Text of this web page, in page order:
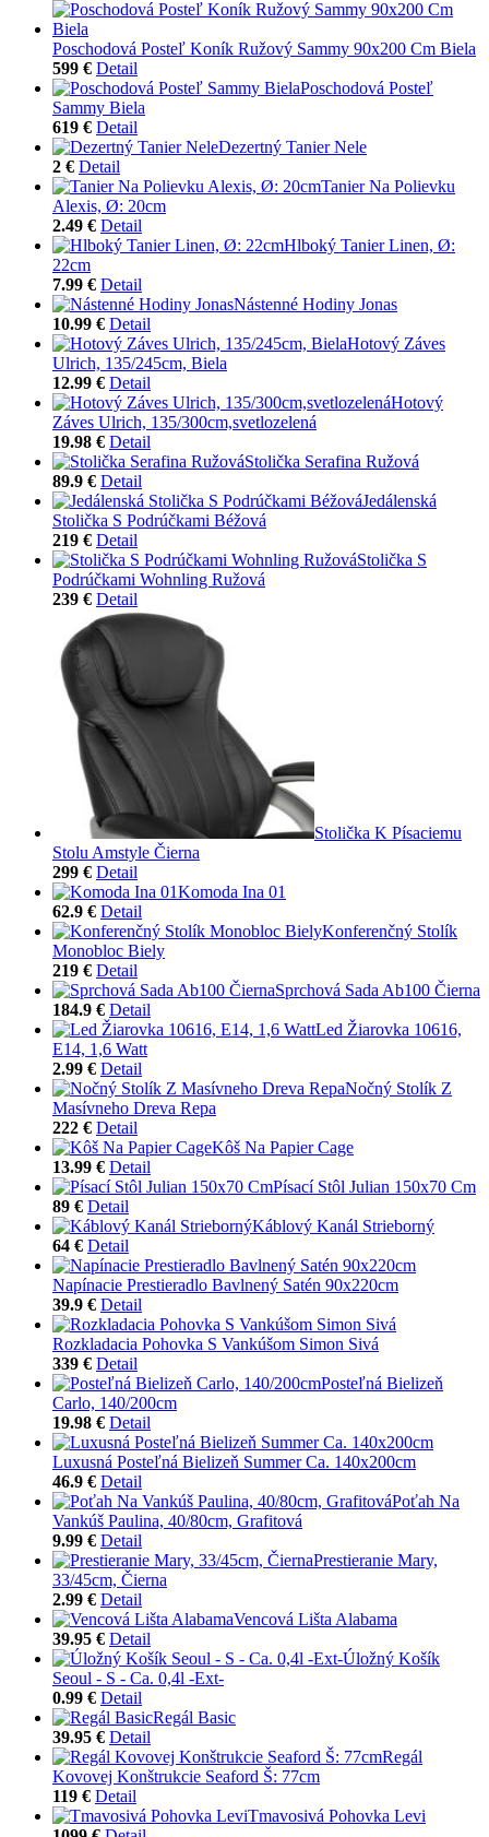
Poschodová Posteľ Koník Ružový Sammy 90x200 Cm Biela
599 € Detail
Poschodová Posteľ
Sammy Biela
619 € Detail
Dezertný Tanier Nele
2 € Detail
Tanier Na Polievku
Alexis, Ø: 20cm
2.49 € Detail
Hlboký Tanier Linen, Ø:
22cm
7.99 € Detail
Nástenné Hodiny Jonas
10.99 € Detail
Hotový Záves
Ulrich, 135/245cm, Biela
12.99 € Detail
Hotový
Záves Ulrich, 135/300cm,svetlozelená
19.98 € Detail
Stolička Serafina Ružová
89.9 € Detail
Jedálenská
Stolička S Podrúčkami Béžová
219 € Detail
Stolička S
Podrúčkami Wohnling Ružová
239 € Detail
Stolička K Písaciemu
Stolu Amstyle Čierna
299 € Detail
Komoda Ina 01
62.9 € Detail
Konferenčný Stolík
Monobloc Biely
219 € Detail
Sprchová Sada Ab100 Čierna
184.9 € Detail
Led Žiarovka 10616,
E14, 1,6 Watt
2.99 € Detail
Nočný Stolík Z
Masívneho Dreva Repa
222 € Detail
Kôš Na Papier Cage
13.99 € Detail
Písací Stôl Julian 150x70 Cm
89 € Detail
Káblový Kanál Strieborný
64 € Detail
Napínacie Prestieradlo Bavlnený Satén 90x220cm
39.9 € Detail
Rozkladacia Pohovka S Vankúšom Simon Sivá
339 € Detail
Posteľná Bielizeň
Carlo, 140/200cm
19.98 € Detail
Luxusná Posteľná Bielizeň Summer Ca. 140x200cm
46.9 € Detail
Poťah Na
Vankúš Paulina, 40/80cm, Grafitová
9.99 € Detail
Prestieranie Mary,
33/45cm, Čierna
2.99 € Detail
Vencová Lišta Alabama
39.95 € Detail
Úložný Košík
Seoul - S - Ca. 0,4l -Ext-
0.99 € Detail
Regál Basic
39.95 € Detail
Regál
Kovovej Konštrukcie Seaford Š: 77cm
119 € Detail
Tmavosivá Pohovka Levi